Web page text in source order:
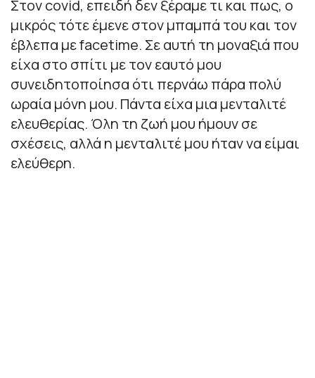
Στον covid, επειδή δεν ξέραμε τι και πως, ο
μικρός τότε έμενε στον μπαμπά του και τον
έβλεπα με facetime. Σε αυτή τη μοναξιά που
είχα στο σπίτι με τον εαυτό μου
συνειδητοποίησα ότι περνάω πάρα πολύ
ωραία μόνη μου. Πάντα είχα μια μενταλιτέ
ελευθερίας. Όλη τη ζωή μου ήμουν σε
σχέσεις, αλλά η μενταλιτέ μου ήταν να είμαι
ελεύθερη.